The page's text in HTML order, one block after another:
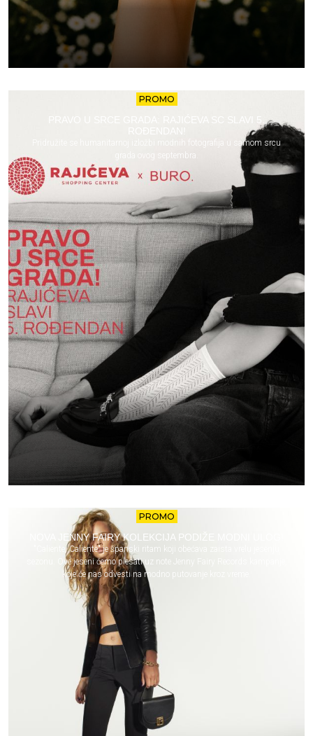
PROMO
Pridružite se humanitarnoj izložbi modnih fotografija u samom srcu
grada ovog septembra.
PROMO
NOVA JENNY FAIRY KOLEKCIJA PODIŽE MODNI ULOG!
"Caliente, Caliente" je španski ritam koji obećava zaista vrelu jesenju
sezonu. Ove jeseni ćemo plesati uz note Jenny Fairy Records kampanje,
koje će nas odvesti na modno putovanje kroz vreme.